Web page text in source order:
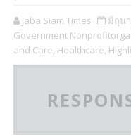
Jaba Siam Times มิถุน
Government
and Care, Healthcare,